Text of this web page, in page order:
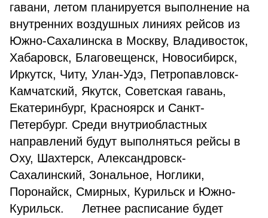
гавани, летом планируется выполнение на
внутренних воздушных линиях рейсов из
Южно-Сахалинска в Москву, Владивосток,
Хабаровск, Благовещенск, Новосибирск,
Иркутск, Читу, Улан-Удэ, Петропавловск-
Камчатский, Якутск, Советская гавань,
Екатеринбург, Красноярск и Санкт-
Петербург. Среди внутриобластных
направлений будут выполняться рейсы в
Оху, Шахтерск, Александровск-
Сахалинский, Зональное, Ноглики,
Поронайск, Смирных, Курильск и Южно-
Курильск. Летнее расписание будет